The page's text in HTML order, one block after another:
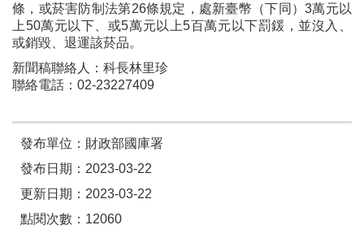
條，或菸害防制法第26條規定，處新臺幣（下同）3萬元以
上50萬元以下、或5萬元以上5百萬元以下罰鍰，並沒入、
或銷毀、退運該菸品。
新聞稿聯絡人：科長林里珍
聯絡電話：02-23227409
發布單位：財政部國庫署
發布日期：2023-03-22
更新日期：2023-03-22
點閱次數：12060